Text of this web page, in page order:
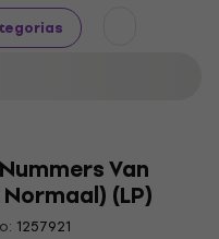
Van
(LP)
1257921